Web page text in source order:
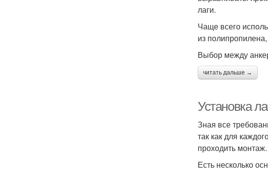
лаги.
Чаще всего
из
Выбор между
читать дальше →
Установка
Зная все
так как для
проходить монтаж.
Есть несколько